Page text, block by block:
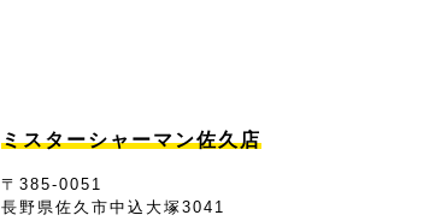
ミスターシャーマン佐久店
〒385-0051
長野県佐久市中込大塚3041